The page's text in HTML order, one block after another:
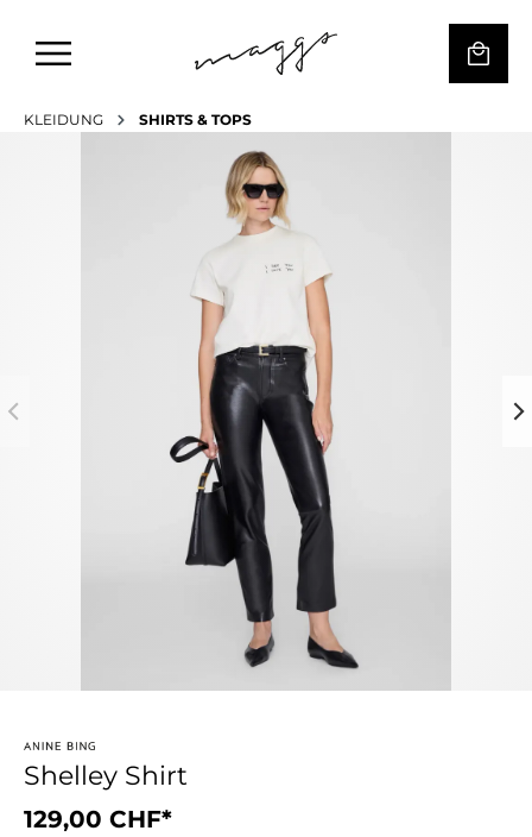
KLEIDUNG SHIRTS & TOPS
Shelley Shirt
129,00 CHF*